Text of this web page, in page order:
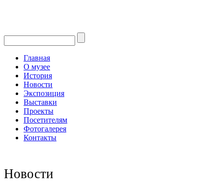
Главная
О музее
История
Новости
Экспозиция
Выставки
Проекты
Посетителям
Фотогалерея
Контакты
Новости